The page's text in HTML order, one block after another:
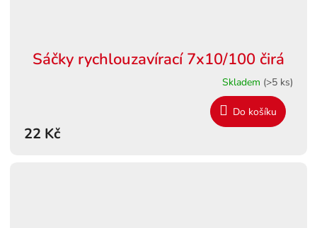
Sáčky rychlouzavírací 7x10/100 čirá
Skladem (>5 ks)
22 Kč
Do košíku